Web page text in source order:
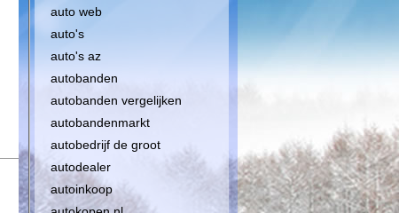
auto web
auto's
auto's az
autobanden
autobanden vergelijken
autobandenmarkt
autobedrijf de groot
autodealer
autoinkoop